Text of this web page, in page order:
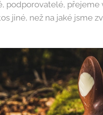
podporovatelé, přejeme
jiné, než na jaké jsme